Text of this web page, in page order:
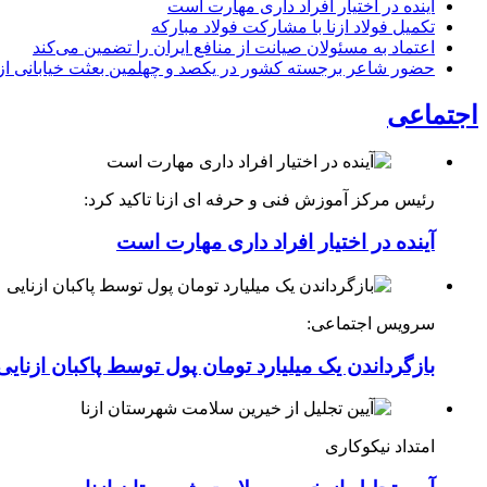
آینده در اختیار افراد داری مهارت است
تکمیل فولاد ازنا با مشارکت فولاد مبارکه
اعتماد به مسئولان صیانت از منافع ایران را تضمین می‌کند
حضور شاعر برجسته کشور در یکصد و چهلمین بعثت خیابانی
اجتماعی
رئیس مرکز آموزش فنی و حرفه ای ازنا تاکید کرد:
آینده در اختیار افراد داری مهارت است
سرویس اجتماعی:
بازگرداندن یک میلیارد تومان پول توسط پاکبان
امتداد نیکوکاری